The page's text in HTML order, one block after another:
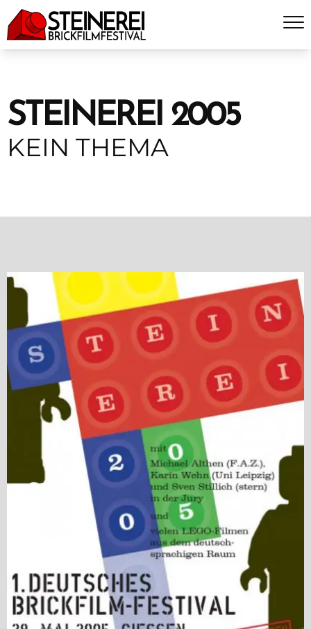
STEINEREI 2005
KEIN THEMA